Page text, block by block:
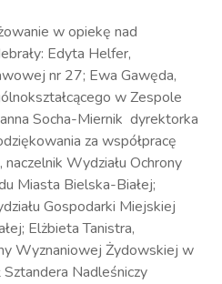
w opiekę nad
Edyta Helfer,
nr 27; Ewa Gawęda,
w Zespole
Socha-Miernik dyrektorka
za współpracę
Wydziału Ochrony
Miasta Bielska-Białej;
Gospodarki Miejskiej
Elżbieta Tanistra,
Wyznaniowej Żydowskiej w
Sztandera Nadleśniczy